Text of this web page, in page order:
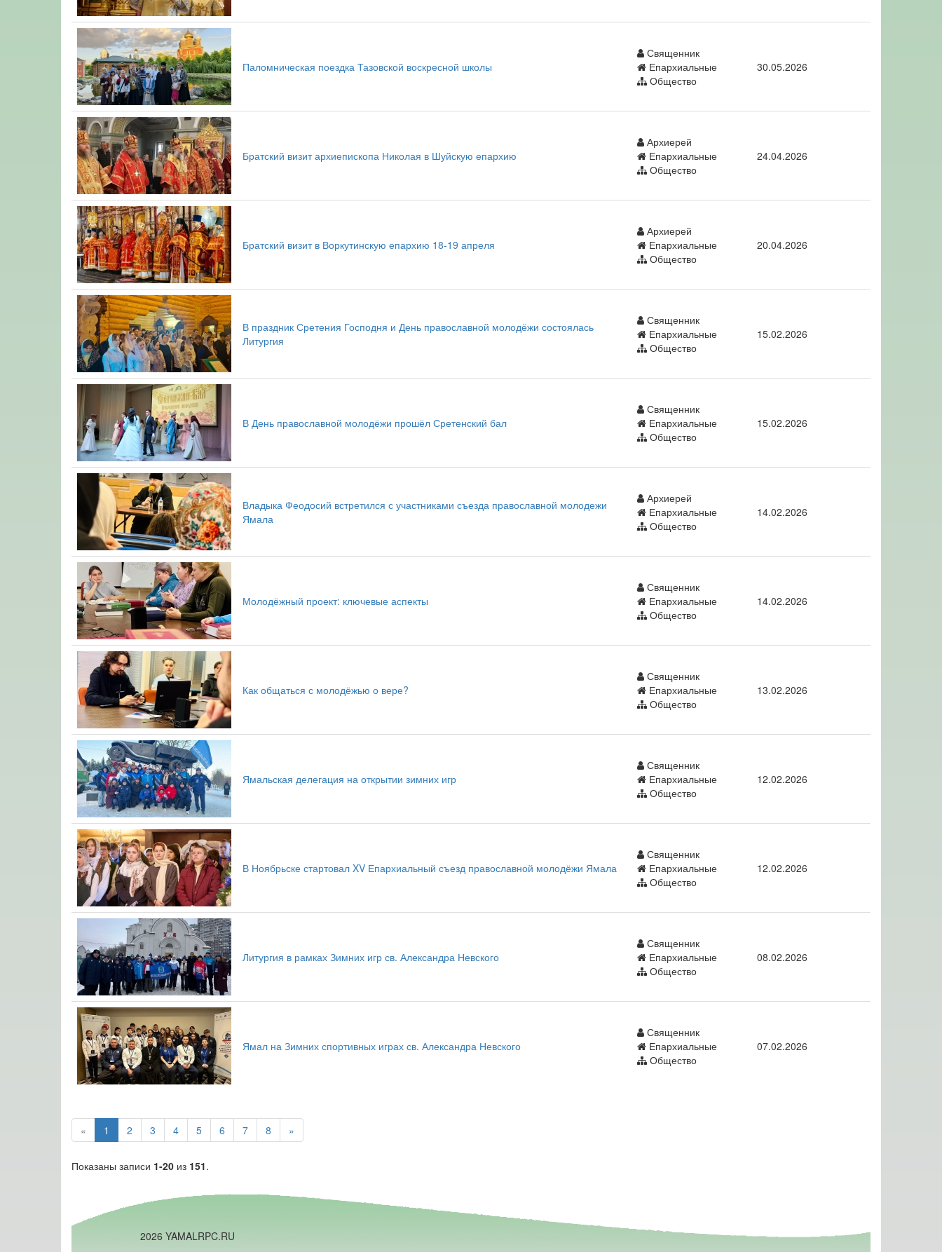
Паломническая поездка Тазовской воскресной школы
Священник
Епархиальные
Общество
30.05.2026
Братский визит архиепископа Николая в Шуйскую епархию
Архиерей
Епархиальные
Общество
24.04.2026
Братский визит в Воркутинскую епархию 18-19 апреля
Архиерей
Епархиальные
Общество
20.04.2026
В праздник Сретения Господня и День православной молодёжи состоялась
Литургия
Священник
Епархиальные
Общество
15.02.2026
В День православной молодёжи прошёл Сретенский бал
Священник
Епархиальные
Общество
15.02.2026
Владыка Феодосий встретился с участниками съезда православной молодежи
Ямала
Архиерей
Епархиальные
Общество
14.02.2026
Молодёжный проект: ключевые аспекты
Священник
Епархиальные
Общество
14.02.2026
Как общаться с молодёжью о вере?
Священник
Епархиальные
Общество
13.02.2026
Ямальская делегация на открытии зимних игр
Священник
Епархиальные
Общество
12.02.2026
В Ноябрьске стартовал XV Епархиальный съезд православной молодёжи Ямала
Священник
Епархиальные
Общество
12.02.2026
Литургия в рамках Зимних игр св. Александра Невского
Священник
Епархиальные
Общество
08.02.2026
Ямал на Зимних спортивных играх св. Александра Невского
Священник
Епархиальные
Общество
07.02.2026
« 1 2 3 4 5 6 7 8 »
Показаны записи 1-20 из 151.
2026 YAMALRPC.RU